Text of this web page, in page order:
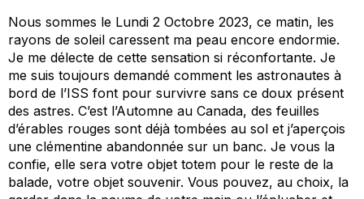
Nous sommes le Lundi 2 Octobre 2023, ce matin, les
rayons de soleil caressent ma peau encore endormie.
Je me délecte de cette sensation si réconfortante. Je
me suis toujours demandé comment les astronautes à
bord de l’ISS font pour survivre sans ce doux présent
des astres. C’est l’Automne au Canada, des feuilles
d’érables rouges sont déjà tombées au sol et j’aperçois
une clémentine abandonnée sur un banc. Je vous la
confie, elle sera votre objet totem pour le reste de la
balade, votre objet souvenir. Vous pouvez, au choix, la